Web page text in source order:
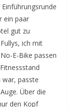
ein paar
gut zu
ich mit
E-Bike passen
war, passte
Über die
den Kopf